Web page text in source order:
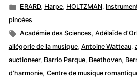
par
Publié
dans
ERARD, Harpe, HOLTZMAN,
pincées
Étiquettes :
Académie des Sciences,Adélaïde
allégorie de la musique, Antoine Watteau,
auctioneer, Barrio Parque, Beethoven,
d’harmonie, Centre de musique